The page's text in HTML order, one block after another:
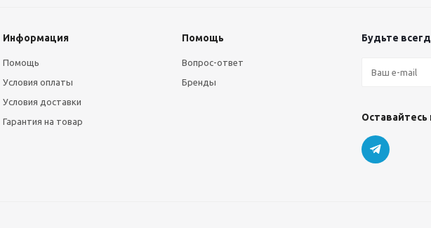
Информация
Помощь
Условия оплаты
Условия доставки
Гарантия на товар
Помощь
Вопрос-ответ
Бренды
Будьте
Оставайтесь